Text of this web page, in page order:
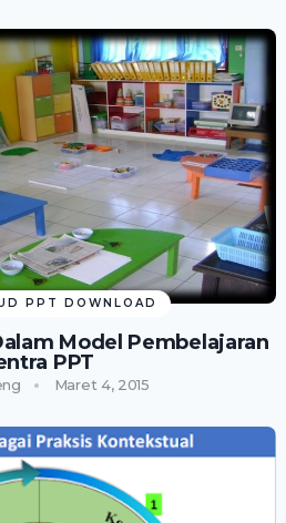
PPT DOWNLOAD
Model Pembelajaran
PPT
Maret 4, 2015